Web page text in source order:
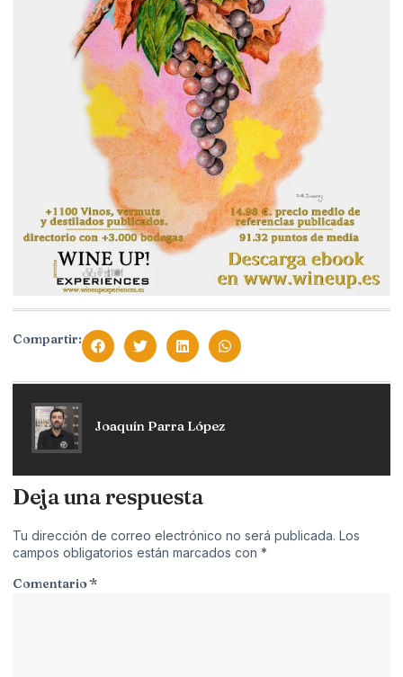
Compartir:
Joaquín Parra López
Deja una respuesta
Tu dirección de correo electrónico no será publicada. Los
campos obligatorios están marcados con *
Comentario*